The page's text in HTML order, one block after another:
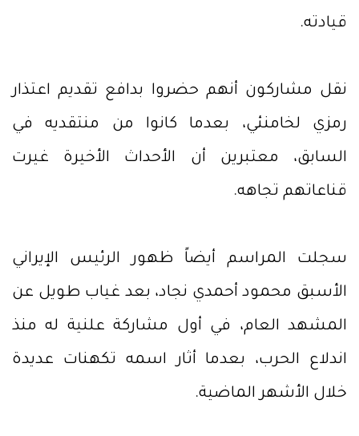
قيادته.
نقل مشاركون أنهم حضروا بدافع تقديم اعتذار
رمزي لخامنئي، بعدما كانوا من منتقديه في
السابق، معتبرين أن الأحداث الأخيرة غيرت
قناعاتهم تجاهه.
سجلت المراسم أيضاً ظهور الرئيس الإيراني
الأسبق محمود أحمدي نجاد، بعد غياب طويل عن
المشهد العام، في أول مشاركة علنية له منذ
اندلاع الحرب، بعدما أثار اسمه تكهنات عديدة
خلال الأشهر الماضية.